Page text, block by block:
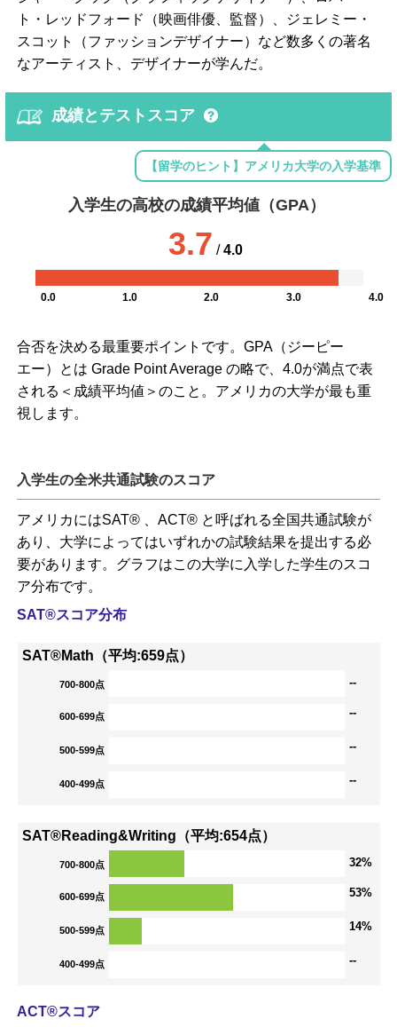
ト・レッドフォード（映画俳優、監督）、ジェレミー・
スコット（ファッションデザイナー）など数多くの著名
なアーティスト、デザイナーが学んだ。
成績とテストスコア
【留学のヒント】アメリカ大学の入学基準
入学生の高校の成績平均値（GPA）
3.7 /4.0
0.0 1.0 2.0 3.0 4.0
合否を決める最重要ポイントです。GPA（ジーピー
エー）とは Grade Point Average の略で、4.0が満点で表
される＜成績平均値＞のこと。アメリカの大学が最も重
視します。
入学生の全米共通試験のスコア
アメリカにはSAT® 、ACT® と呼ばれる全国共通試験が
あり、大学によってはいずれかの試験結果を提出する必
要があります。グラフはこの大学に入学した学生のスコ
ア分布です。
SAT®スコア分布
SAT®Math（平均:659点）
700-800点 --
600-699点 --
500-599点 --
400-499点 --
SAT®Reading&Writing（平均:654点）
700-800点 32%
600-699点 53%
500-599点 14%
400-499点 --
ACT®スコア